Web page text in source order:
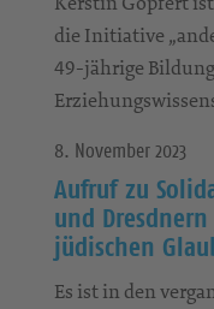
die Initiative
49-jährige
8. November 2023
Aufruf zu
und
jüdischen
Es ist in den